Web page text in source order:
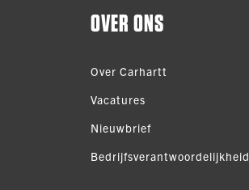
OVER ONS
Over Carhartt
Vacatures
Nieuwbrief
Bedrijfsverantwoordelijkheid